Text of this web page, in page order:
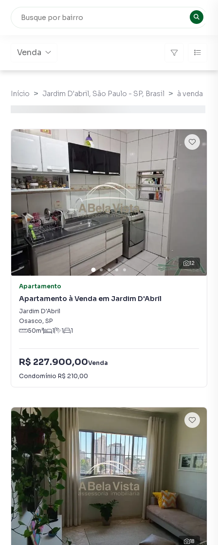
Venda
Início Jardim D'abril, São Paulo - SP, Brasil à venda
12
Apartamento
Apartamento à Venda em Jardim D'Abril
Jardim D'Abril
Osasco, SP
50m² 1 1 1
R$ 227.900,00Venda
Condomínio R$ 210,00
18